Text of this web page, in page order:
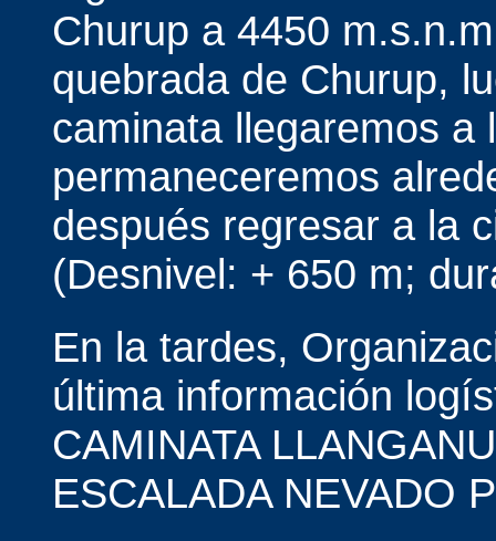
Churup a 4450
quebrada de Churup,
caminata llegaremos
permaneceremos
después regresar a la
(Desnivel: + 650 m;
En la tardes,
última información
CAMINATA
ESCALADA NEVADO